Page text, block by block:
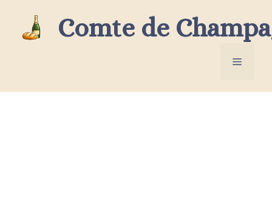
contenu
Comte de
Menu